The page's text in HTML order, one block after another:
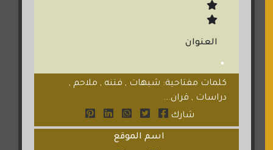
العنوان
كلمات مفتاحية: شبهات , فتنه , ملاحم ,
دراسات , قران...
شارك
اسم الموقع